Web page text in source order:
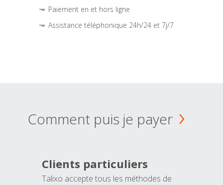
Paiement en et hors ligne
Assistance téléphonique 24h/24 et 7j/7
Comment puis je payer
Clients particuliers
Talixo accepte tous les méthodes de